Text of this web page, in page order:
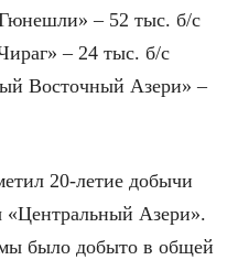
– 52 тыс. б/с
– 24 тыс. б/с
Восточный Азери» –
20-летие добычи
Азери».
было добыто в общей